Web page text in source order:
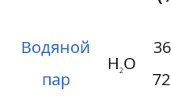
Водяной
пар
H2O